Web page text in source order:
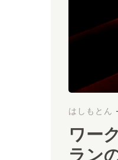
はしもとん
ワー
ラン